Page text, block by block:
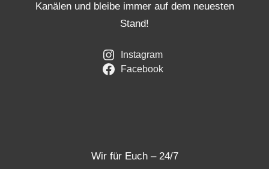
Kanälen und bleibe immer auf dem neuesten
Stand!
Instagram
Facebook
Wir für Euch – 24/7